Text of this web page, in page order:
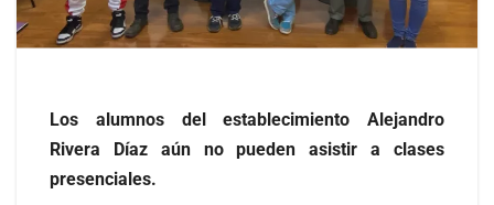
Los alumnos del establecimiento Alejandro
Rivera Díaz aún no pueden asistir a clases
presenciales.